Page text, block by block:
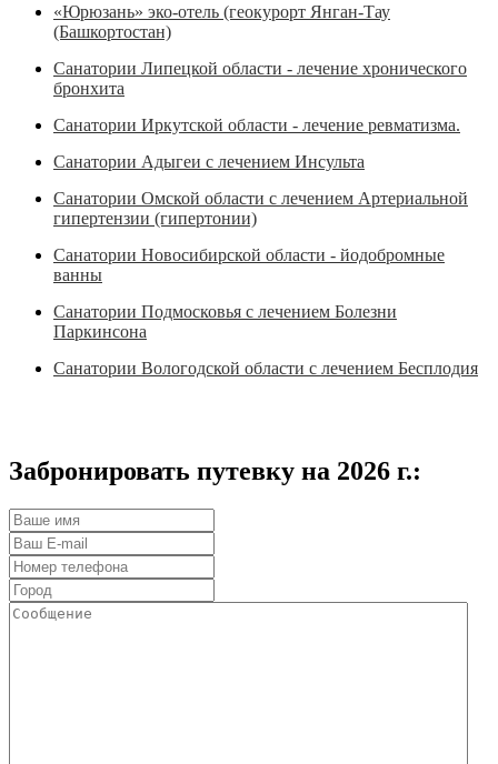
«Юрюзань» эко-отель (геокурорт Янган-Тау
(Башкортостан)
Санатории Липецкой области - лечение хронического
бронхита
Санатории Иркутской области - лечение ревматизма.
Санатории Адыгеи с лечением Инсульта
Санатории Омской области с лечением Артериальной
гипертензии (гипертонии)
Санатории Новосибирской области - йодобромные
ванны
Санатории Подмосковья с лечением Болезни
Паркинсона
Санатории Вологодской области с лечением Бесплодия
Забронировать путевку на 2026 г.: